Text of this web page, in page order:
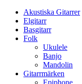
Akustiska Gitarrer
Elgitarr
Basgitarr
Folk
Ukulele
Banjo
Mandolin
Gitarrmärken
Epiphone